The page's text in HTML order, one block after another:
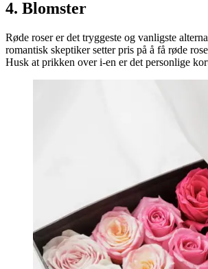
4. Blomster
Røde roser er det tryggeste og vanligste
romantisk skeptiker setter pris på å få røde
Husk at prikken over i-en er det personlige